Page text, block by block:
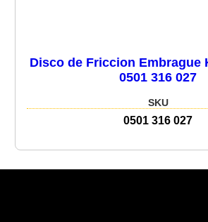
Disco de Friccion Embrague
0501 316 027
SKU
0501 316 027